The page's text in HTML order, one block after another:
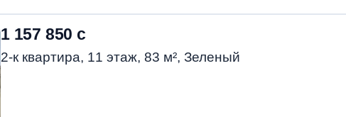
1 157 850 с
2-к квартира, 11 этаж, 83 м², Зеленый